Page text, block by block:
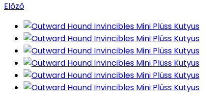
Előző